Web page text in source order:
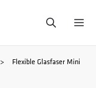
> Flexible Glasfaser Mini